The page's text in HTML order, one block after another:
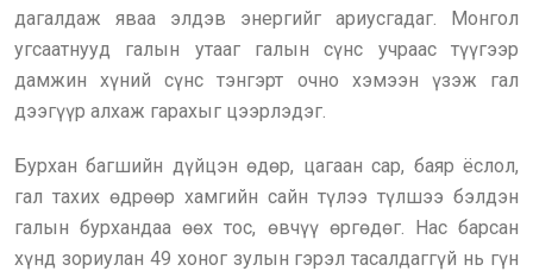
дагалдаж яваа элдэв энергийг ариусгадаг. Монгол
угсаатнууд галын утааг галын сүнс учраас түүгээр
дамжин хүний сүнс тэнгэрт очно хэмээн үзэж гал
дээгүүр алхаж гарахыг цээрлэдэг.
Бурхан багшийн дүйцэн өдөр, цагаан сар, баяр ёслол,
гал тахих өдрөөр хамгийн сайн түлээ түлшээ бэлдэн
галын бурхандаа өөх тос, өвчүү өргөдөг. Нас барсан
хүнд зориулан 49 хоног зулын гэрэл тасалдаггүй нь гүн